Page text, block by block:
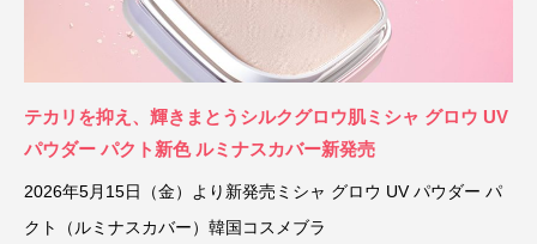
テカリを抑え、輝きまとうシルクグロウ肌ミシャ グロウ UV
パウダー パクト新色 ルミナスカバー新発売
2026年5月15日（金）より新発売ミシャ グロウ UV パウダー パ
クト（ルミナスカバー）韓国コスメブラ